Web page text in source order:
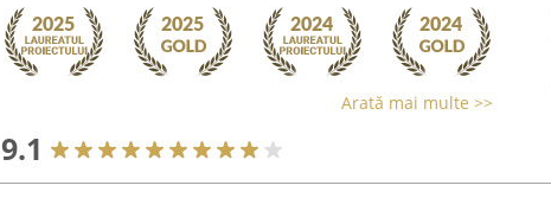
Arată mai multe >>
9.1